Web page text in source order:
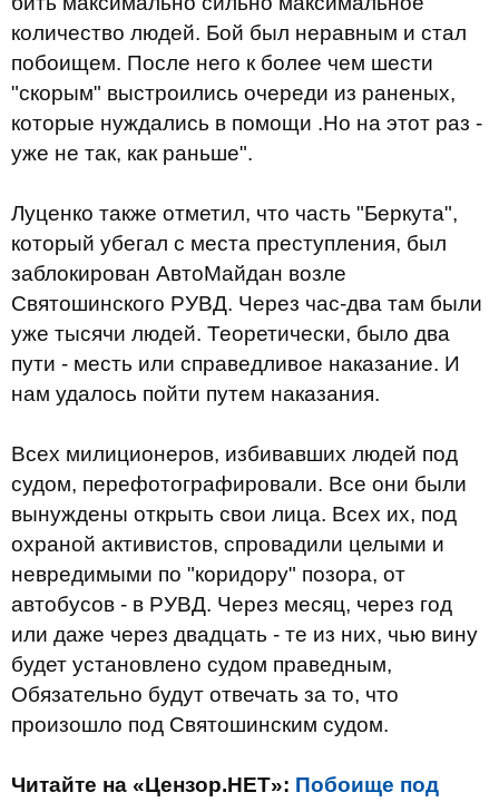
количество людей. Бой был неравным и стал
побоищем. После него к более чем шести
"скорым" выстроились очереди из раненых,
которые нуждались в помощи .Но на этот раз -
уже не так, как раньше".
Луценко также отметил, что часть "Беркута",
который убегал с места преступления, был
заблокирован АвтоМайдан возле
Святошинского РУВД. Через час-два там были
уже тысячи людей. Теоретически, было два
пути - месть или справедливое наказание. И
нам удалось пойти путем наказания.
Всех милиционеров, избивавших людей под
судом, перефотографировали. Все они были
вынуждены открыть свои лица. Всех их, под
охраной активистов, спровадили целыми и
невредимыми по "коридору" позора, от
автобусов - в РУВД. Через месяц, через год
или даже через двадцать - те из них, чью вину
будет установлено судом праведным,
Обязательно будут отвечать за то, что
произошло под Святошинским судом.
Читайте на «Цензор.НЕТ»: Побоище под